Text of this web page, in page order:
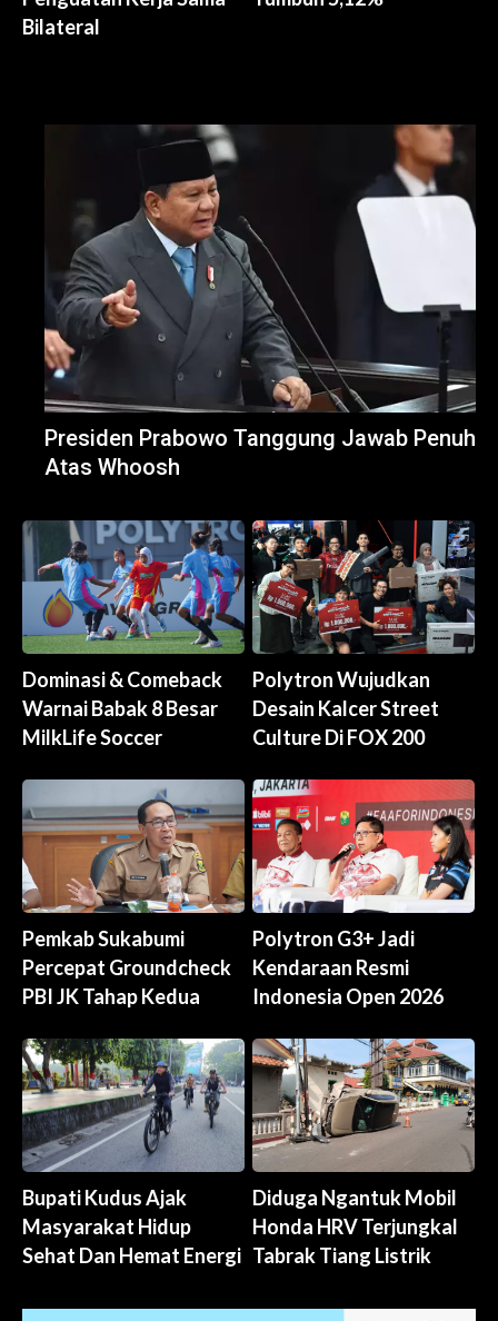
Bilateral
Presiden Prabowo Tanggung Jawab Penuh
Atas Whoosh
Dominasi & Comeback
Warnai Babak 8 Besar
MilkLife Soccer
Polytron Wujudkan
Desain Kalcer Street
Culture Di FOX 200
Pemkab Sukabumi
Percepat Groundcheck
PBI JK Tahap Kedua
Polytron G3+ Jadi
Kendaraan Resmi
Indonesia Open 2026
Bupati Kudus Ajak
Masyarakat Hidup
Sehat Dan Hemat Energi
Diduga Ngantuk Mobil
Honda HRV Terjungkal
Tabrak Tiang Listrik